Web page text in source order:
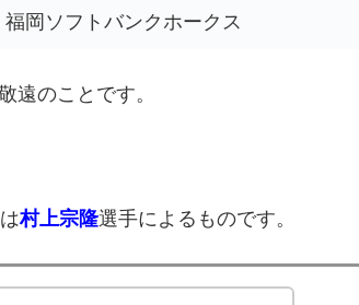
福岡ソフトバンクホークス
遠のことです。
村上宗隆選手によるものです。